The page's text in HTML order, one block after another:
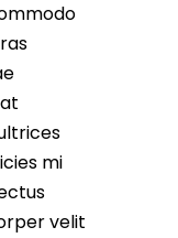
mi
velit